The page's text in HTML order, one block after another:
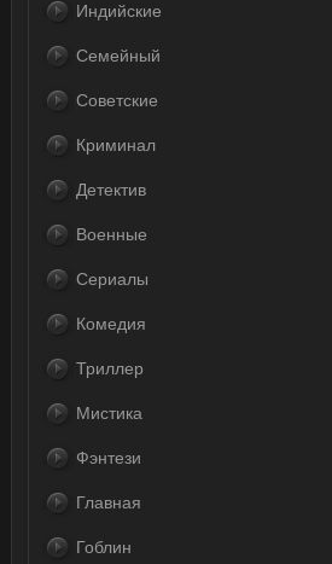
Индийские
Семейный
Советские
Криминал
Детектив
Военные
Сериалы
Комедия
Триллер
Мистика
Фэнтези
Главная
Гоблин